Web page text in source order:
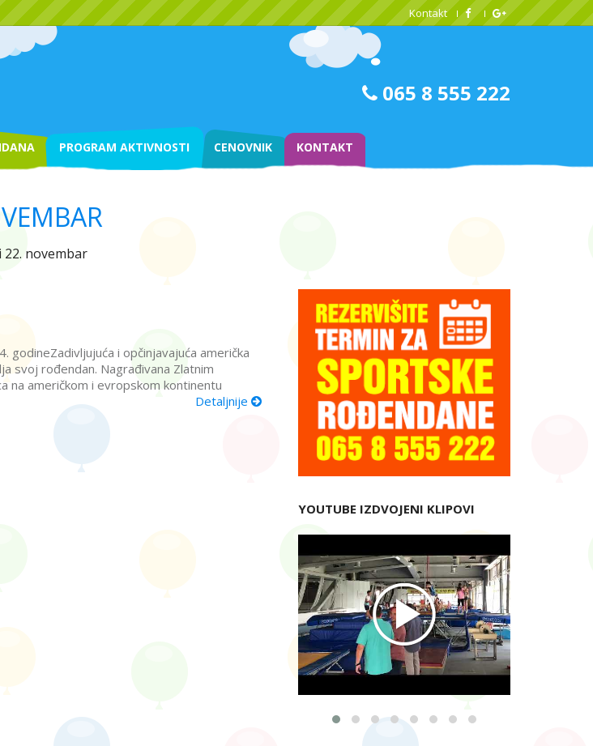
Kontakt
065 8 555 222
PROGRAM AKTIVNOSTI CENOVNIK KONTAKT
22. novembar
godineZadivljujuća i opčinjavajuća američka
svoj rođendan. Nagrađivana Zlatnim
na američkom i evropskom kontinentu
Detaljnije
YOUTUBE IZDVOJENI KLIPOVI